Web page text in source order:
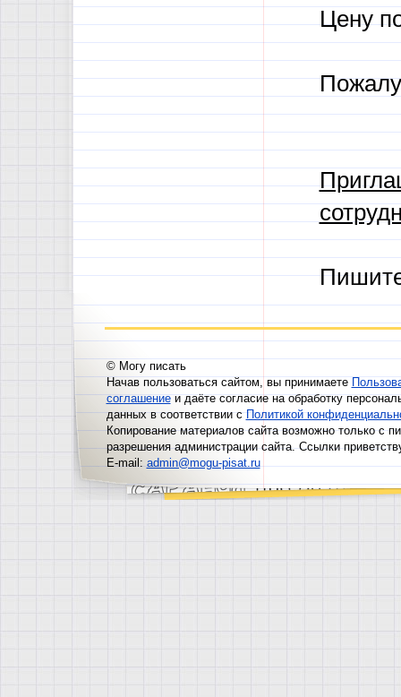
Цену
© Могу писать
Начав пользоваться сайтом, вы принимаете
соглашениеи даёте согласие на обработку
данных в соответствии сПолитикой
Копирование материалов сайта возможно только с
разрешения администрации сайта. Ссылки
E-mail:admin@mogu-pisat.ru